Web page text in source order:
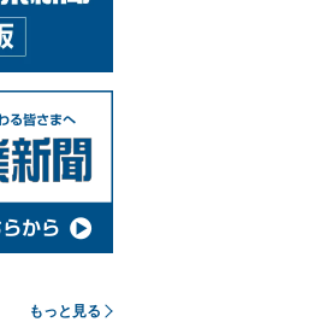
もっと見る